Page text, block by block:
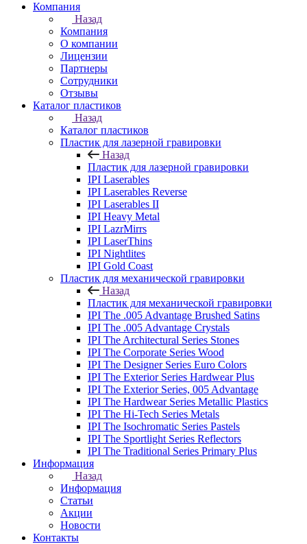
Компания
Назад
Компания
О компании
Лицензии
Партнеры
Сотрудники
Отзывы
Каталог пластиков
Назад
Каталог пластиков
Пластик для лазерной гравировки
Назад
Пластик для лазерной гравировки
IPI Laserables
IPI Laserables Reverse
IPI Laserables II
IPI Heavy Metal
IPI LazrMirrs
IPI LaserThins
IPI Nightlites
IPI Gold Coast
Пластик для механической гравировки
Назад
Пластик для механической гравировки
IPI The .005 Advantage Brushed Satins
IPI The .005 Advantage Crystals
IPI The Architectural Series Stones
IPI The Corporate Series Wood
IPI The Designer Series Euro Colors
IPI The Exterior Series Hardwear Plus
IPI The Exterior Series, 005 Advantage
IPI The Hardwear Series Metallic Plastics
IPI The Hi-Tech Series Metals
IPI The Isochromatic Series Pastels
IPI The Sportlight Series Reflectors
IPI The Traditional Series Primary Plus
Информация
Назад
Информация
Статьи
Акции
Новости
Контакты